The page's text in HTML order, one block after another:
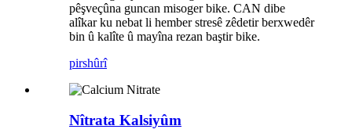
pêşveçûna guncan misoger bike. CAN dibe
alîkar ku nebat li hember stresê zêdetir berxwedêr
bin û kalîte û mayîna rezan baştir bike.
pirshûrî
Nîtrata Kalsiyûm